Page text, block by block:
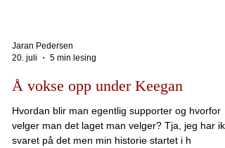
Jaran Pedersen
20. juli
5 min lesing
Å vokse opp under Keegan